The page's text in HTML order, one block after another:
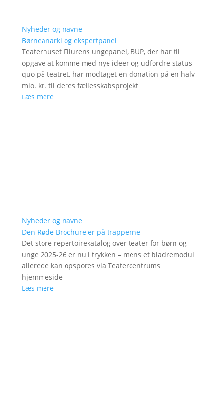
Nyheder og navne
Børneanarki og ekspertpanel
Teaterhuset Filurens ungepanel, BUP, der har til
opgave at komme med nye ideer og udfordre status
quo på teatret, har modtaget en donation på en halv
mio. kr. til deres fællesskabsprojekt
Læs mere
Nyheder og navne
Den Røde Brochure er på trapperne
Det store repertoirekatalog over teater for børn og
unge 2025-26 er nu i trykken – mens et bladremodul
allerede kan opspores via Teatercentrums
hjemmeside
Læs mere